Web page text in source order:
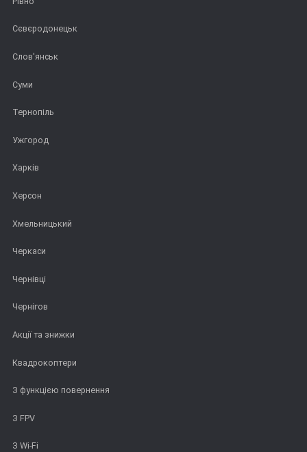
Сєвєродонецьк
Слов'янськ
Суми
Тернопіль
Ужгород
Харків
Херсон
Хмельницький
Черкаси
Чернівці
Чернігов
Акції та знижки
Квадрокоптери
З функцією повернення
З FPV
З Wi-Fi